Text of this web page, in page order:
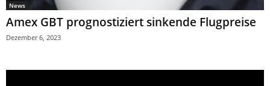
News
Amex GBT prognostiziert sinkende Flugpreise
Dezember 6, 2023